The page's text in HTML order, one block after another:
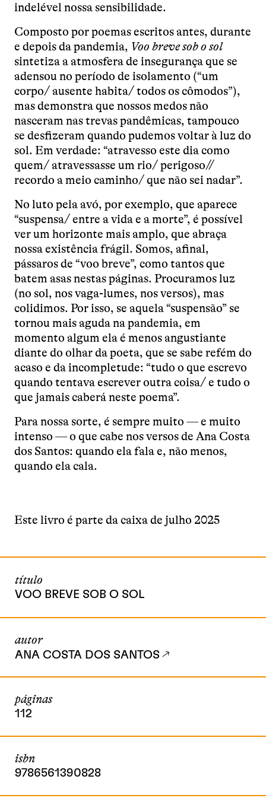
indelével nossa sensibilidade.
Composto por poemas escritos antes, durante
e depois da pandemia, Voo breve sob o sol
sintetiza a atmosfera de insegurança que se
adensou no período de isolamento (“um
corpo/ ausente habita/ todos os cômodos”),
mas demonstra que nossos medos não
nasceram nas trevas pandêmicas, tampouco
se desfizeram quando pudemos voltar à luz do
sol. Em verdade: “atravesso este dia como
quem/ atravessasse um rio/ perigoso//
recordo a meio caminho/ que não sei nadar”.
No luto pela avó, por exemplo, que aparece
“suspensa/ entre a vida e a morte”, é possível
ver um horizonte mais amplo, que abraça
nossa existência frágil. Somos, afinal,
pássaros de “voo breve”, como tantos que
batem asas nestas páginas. Procuramos luz
(no sol, nos vaga-lumes, nos versos), mas
colidimos. Por isso, se aquela “suspensão” se
tornou mais aguda na pandemia, em
momento algum ela é menos angustiante
diante do olhar da poeta, que se sabe refém do
acaso e da incompletude: “tudo o que escrevo
quando tentava escrever outra coisa/ e tudo o
que jamais caberá neste poema”.
Para nossa sorte, é sempre muito — e muito
intenso — o que cabe nos versos de Ana Costa
dos Santos: quando ela fala e, não menos,
quando ela cala.
Este livro é parte da caixa de julho 2025
título
VOO BREVE SOB O SOL
autor
ANA COSTA DOS SANTOS
páginas
112
isbn
9786561390828